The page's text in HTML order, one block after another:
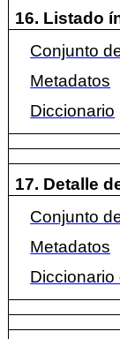
16. Listado
Conjunto
Metadatos
Diccionario
17. Detalle
Conjunto
Metadatos
Diccionario